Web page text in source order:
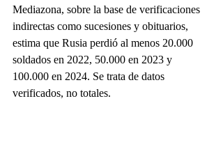
Mediazona, sobre la base de verificaciones
indirectas como sucesiones y obituarios,
estima que Rusia perdió al menos 20.000
soldados en 2022, 50.000 en 2023 y
100.000 en 2024. Se trata de datos
verificados, no totales.